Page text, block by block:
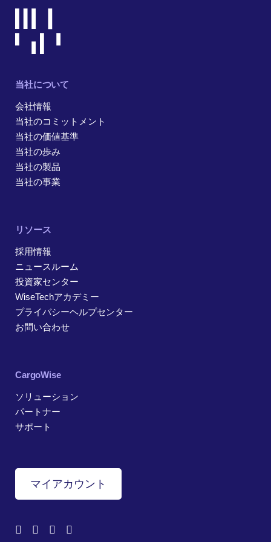
当社について
会社情報
当社のコミットメント
当社の価値基準
当社の歩み
当社の製品
当社の事業
リソース
採用情報
ニュースルーム
投資家センター
WiseTechアカデミー
プライバシーヘルプセンター
お問い合わせ
CargoWise
ソリューション
パートナー
サポート
マイアカウント